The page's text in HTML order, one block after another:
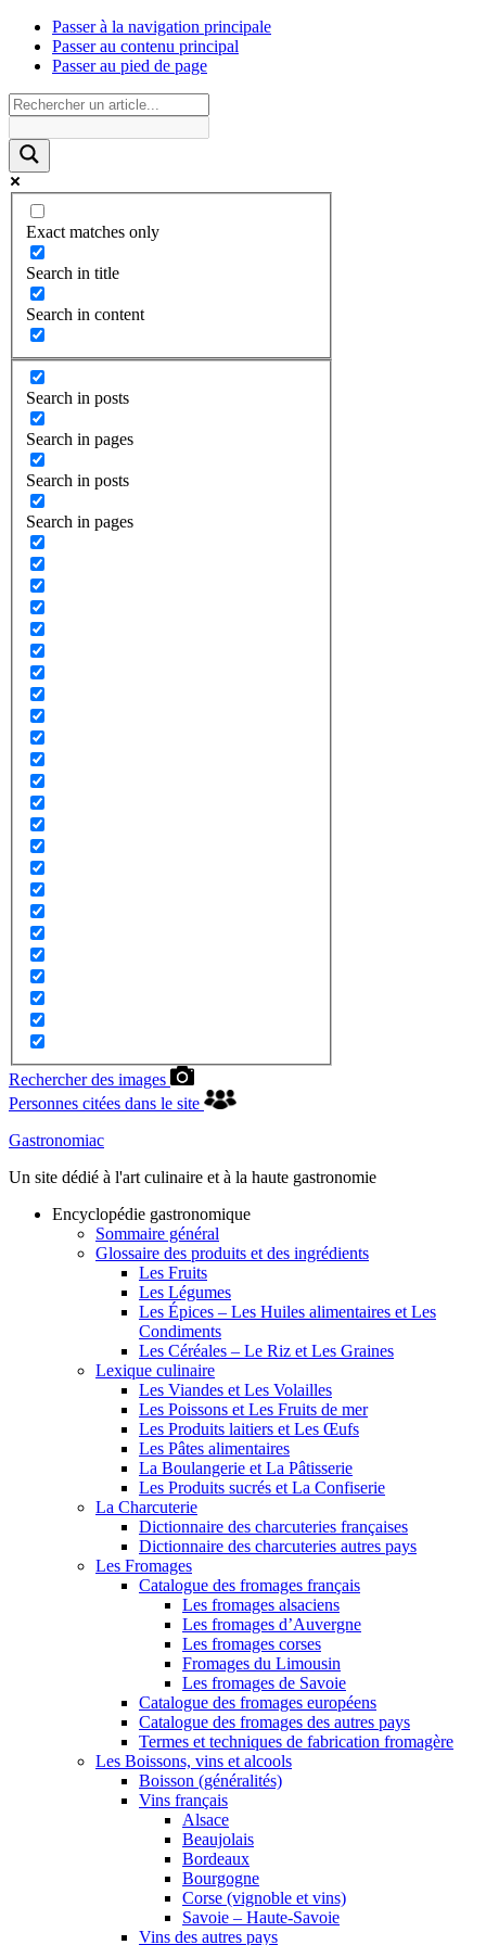
Passer à la navigation principale
Passer au contenu principal
Passer au pied de page
Exact matches only
Search in title
Search in content
Search in posts
Search in pages
Search in posts
Search in pages
Rechercher des images
Personnes citées dans le site
Gastronomiac
Un site dédié à l'art culinaire et à la haute gastronomie
Encyclopédie gastronomique
Sommaire général
Glossaire des produits et des ingrédients
Les Fruits
Les Légumes
Les Épices – Les Huiles alimentaires et Les
Condiments
Les Céréales – Le Riz et Les Graines
Lexique culinaire
Les Viandes et Les Volailles
Les Poissons et Les Fruits de mer
Les Produits laitiers et Les Œufs
Les Pâtes alimentaires
La Boulangerie et La Pâtisserie
Les Produits sucrés et La Confiserie
La Charcuterie
Dictionnaire des charcuteries françaises
Dictionnaire des charcuteries autres pays
Les Fromages
Catalogue des fromages français
Les fromages alsaciens
Les fromages d’Auvergne
Les fromages corses
Fromages du Limousin
Les fromages de Savoie
Catalogue des fromages européens
Catalogue des fromages des autres pays
Termes et techniques de fabrication fromagère
Les Boissons, vins et alcools
Boisson (généralités)
Vins français
Alsace
Beaujolais
Bordeaux
Bourgogne
Corse (vignoble et vins)
Savoie – Haute-Savoie
Vins des autres pays